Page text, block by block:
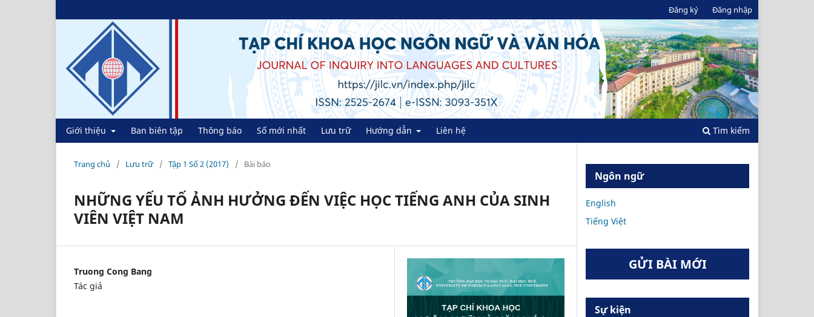
Giới thiệu Ban biên tập Thông báo Số mới nhất Lưu trữ Hướng dẫn Liên hệ Tìm kiếm
Đăng ký Đăng nhập
Trang chủ / Lưu trữ / Tập 1 Số 2 (2017) / Bài báo
NHỮNG YẾU TỐ ẢNH HƯỞNG ĐẾN VIỆC HỌC TIẾNG ANH CỦA SINH
VIÊN VIỆT NAM
Truong Cong Bang
Tác giả
Ngôn ngữ
English
Tiếng Việt
GỬI BÀI MỚI
Sự kiện